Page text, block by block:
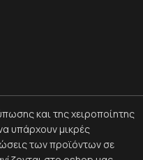
και της χειροποίητης
υπάρχουν μικρές
των προϊόντων σε